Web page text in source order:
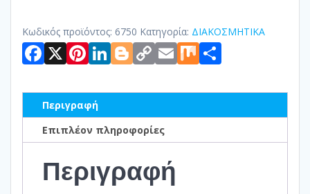
ποσότητα
Κωδικός προϊόντος: 6750 Κατηγορία: ΔΙΑΚΟΣΜΗΤΙΚΑ
Facebook
X Pinterest
LinkedIn
Blogger
Copy
Link
Email
Mix
Περιγραφή
Επιπλέον πληροφορίες
Περιγραφή